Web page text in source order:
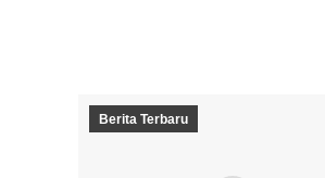
Berita Terbaru